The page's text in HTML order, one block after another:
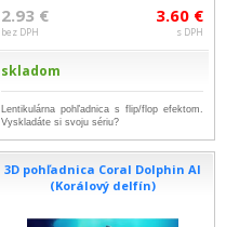
2.93 €
bez DPH
3.60 €
s DPH
skladom
Lentikulárna pohľadnica s flip/flop efektom.
Vyskladáte si svoju sériu?
3D pohľadnica Coral Dolphin AI
(Korálový delfín)